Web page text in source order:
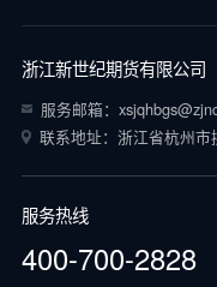
浙江新世纪期货有限公司
服务邮箱：
联系地址：浙江省杭州市
服务热线
400-700-2828